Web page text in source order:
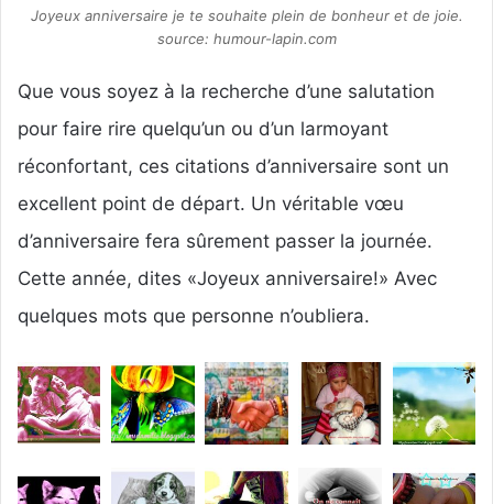
Joyeux anniversaire je te souhaite plein de bonheur et de joie.
source: humour-lapin.com
Que vous soyez à la recherche d’une salutation
pour faire rire quelqu’un ou d’un larmoyant
réconfortant, ces citations d’anniversaire sont un
excellent point de départ. Un véritable vœu
d’anniversaire fera sûrement passer la journée.
Cette année, dites «Joyeux anniversaire!» Avec
quelques mots que personne n’oubliera.